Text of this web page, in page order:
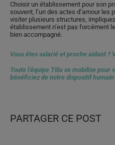
Choisir un établissement pour son
souvent, l’un des actes d’amour
visiter plusieurs structures,
établissement n’est pas forcément
bien accompagné.
Vous êtes salarié et proche aidant ?
Toute l’équipe Tilia se mobilise
bénéficiez de notre dispositif
PARTAGER CE POST